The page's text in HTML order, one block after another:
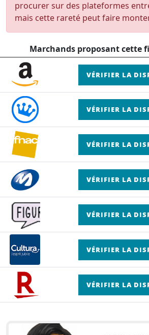
procurer sur des plateformes
mais cette rareté peut faire
Marchands proposant cette
VÉRIFIER LA
VÉRIFIER LA
VÉRIFIER LA
VÉRIFIER LA
VÉRIFIER LA
VÉRIFIER LA
VÉRIFIER LA